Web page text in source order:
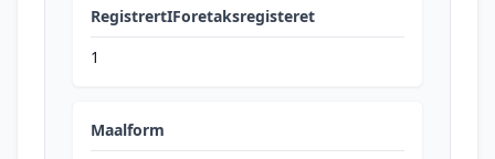
RegistrertIForetaksregisteret
1
Maalform